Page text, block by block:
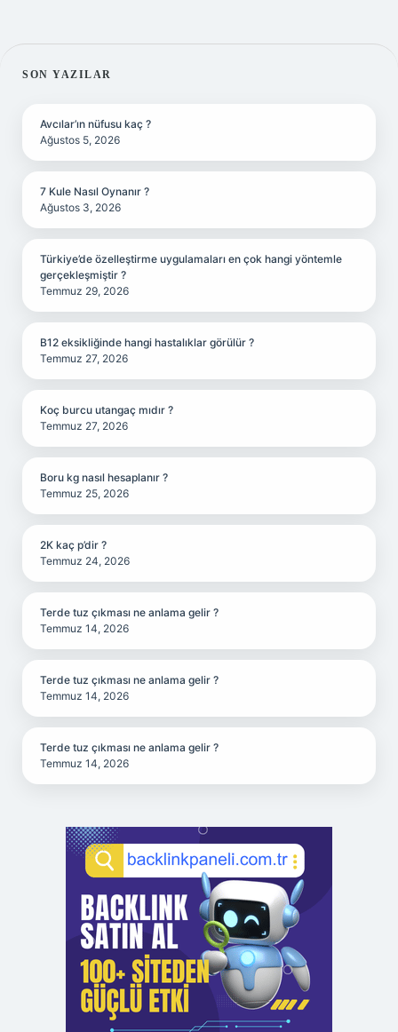
SIDEBAR
SON YAZILAR
Avcılar’ın nüfusu kaç ?
Ağustos 5, 2026
7 Kule Nasıl Oynanır ?
Ağustos 3, 2026
Türkiye’de özelleştirme uygulamaları en çok hangi yöntemle
gerçekleşmiştir ?
Temmuz 29, 2026
B12 eksikliğinde hangi hastalıklar görülür ?
Temmuz 27, 2026
Koç burcu utangaç mıdır ?
Temmuz 27, 2026
Boru kg nasıl hesaplanır ?
Temmuz 25, 2026
2K kaç p’dir ?
Temmuz 24, 2026
Terde tuz çıkması ne anlama gelir ?
Temmuz 14, 2026
Terde tuz çıkması ne anlama gelir ?
Temmuz 14, 2026
Terde tuz çıkması ne anlama gelir ?
Temmuz 14, 2026